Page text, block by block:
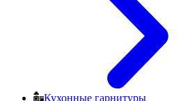
Кухонные гарнитуры